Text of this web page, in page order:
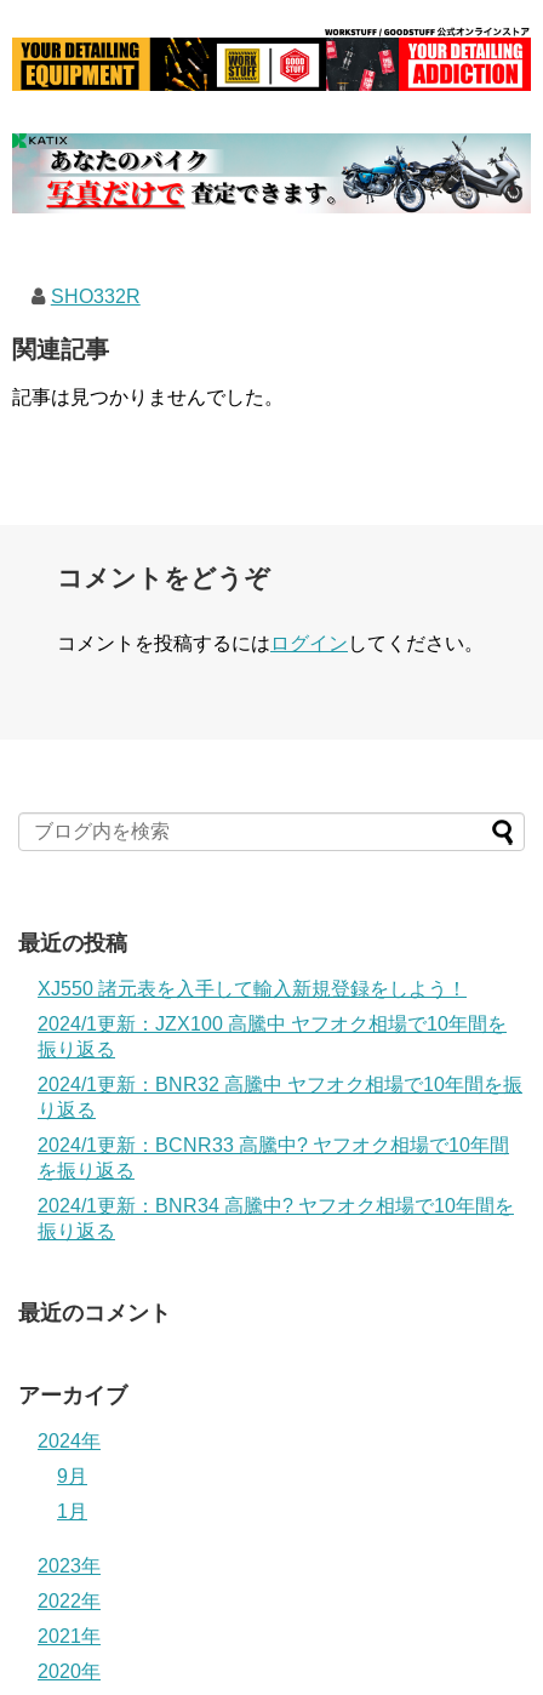
SHO332R
関連記事
記事は見つかりませんでした。
コメントをどうぞ
コメントを投稿するには ログイン してください。
最近の投稿
XJ550 諸元表を入手して輸入新規登録をしよう！
2024/1更新：JZX100 高騰中 ヤフオク相場で10年間を
振り返る
2024/1更新：BNR32 高騰中 ヤフオク相場で10年間を振
り返る
2024/1更新：BCNR33 高騰中? ヤフオク相場で10年間
を振り返る
2024/1更新：BNR34 高騰中? ヤフオク相場で10年間を
振り返る
最近のコメント
アーカイブ
2024年
9月
1月
2023年
2022年
2021年
2020年